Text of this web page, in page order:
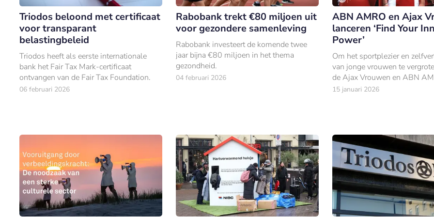
Triodos beloond met certificaat
voor transparant
belastingbeleid
Triodos heeft als eerste internationale
bank het Fair Tax Mark-certificaat
ontvangen van de Fair Tax Foundation.
06 februari 2026
Rabobank trekt €80 miljoen uit
voor gezondere samenleving
Rabobank investeert de komende twee
jaar bijna €80 miljoen in het thema
gezondheid.
04 februari 2026
ABN AMRO en Ajax
lanceren ‘Find Your
Power’
Om het sportplezier en
van jonge vrouwen te
de Ajax Vrouwen en ABN
initiatief ‘Find Your Inner
15 januari 2026